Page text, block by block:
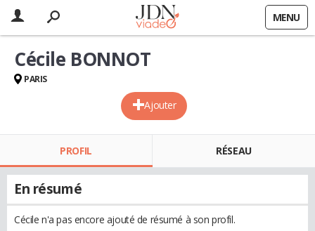
MENU
Ajouter
Cécile BONNOT
PARIS
PROFIL RÉSEAU
En résumé
Cécile n'a pas encore ajouté de résumé à son profil.